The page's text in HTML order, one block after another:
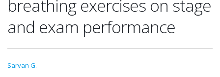
breathing exercises on stage
and exam performance
Sarvan G.